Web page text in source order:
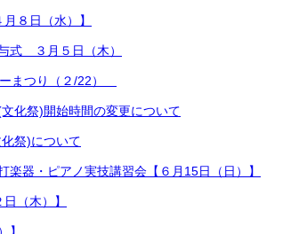
８日（水）】
式 ３月５日（木）
まつり（２/22）
化祭)開始時間の変更について
祭)について
楽器・ピアノ実技講習会【６月15日（日）】
（木）】